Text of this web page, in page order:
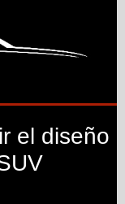
el diseño